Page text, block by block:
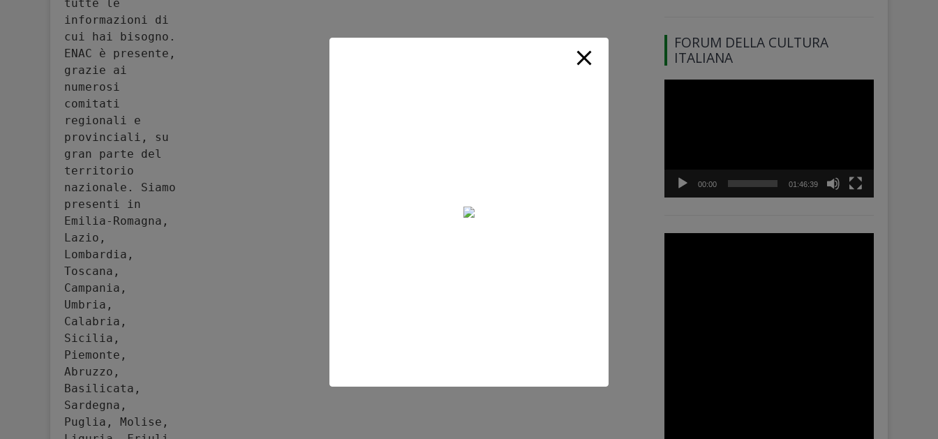
tutte le
informazioni di
cui hai bisogno.
ENAC è presente,
grazie ai
numerosi
comitati
regionali e
provinciali, su
gran parte del
territorio
nazionale. Siamo
presenti in
Emilia-Romagna,
Lazio,
Lombardia,
Toscana,
Campania,
Umbria,
Calabria,
Sicilia,
Piemonte,
Abruzzo,
Basilicata,
Sardegna,
Puglia, Molise,
FORUM DELLA CULTURA
ITALIANA
00:00 01:46:39